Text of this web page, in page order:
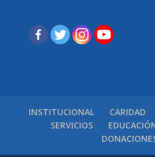
INSTITUCIONAL CARIDAD
SERVICIOS